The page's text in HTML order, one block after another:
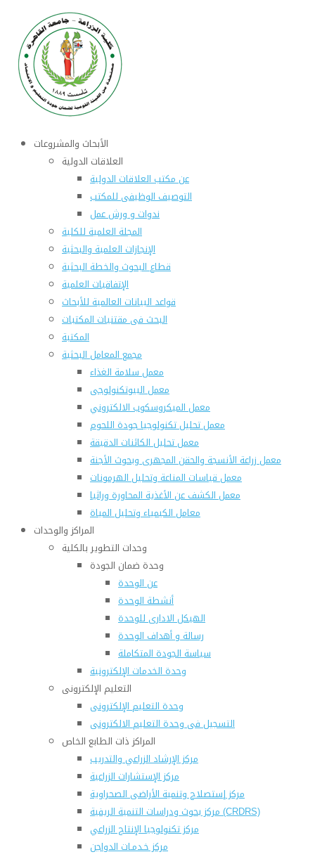
الأبحاث والمشروعات
العلاقات الدولية
عن مكتب العلاقات الدولية
التوصيف الوظيفى للمكتب
ندوات و ورش عمل
المجلة العلمية للكلية
الإنجازات العلمية والبحثية
قطاع البحوث والخطة البحثية
الإتفاقيات العلمية
قواعد البيانات العالمية للأبحاث
البحث فى مقتنيات المكتبات
المكتبة
مجمع المعامل البحثية
معمل سلامة الغذاء
معمل البيوتكنولوجى
معمل الميكروسكوب الالكتروني
معمل تحليل تكنولوجيا جودة اللحوم
معمل تحليل الكائنات الدقيقة
معمل زراعة الأنسجة والحقن المجهرى وبحوث الأجنة
معمل قياسات المناعة وتحليل الهرمونات
معمل الكشف عن الأغذية المحاورة وراثيا
معامل الكيمياء وتحليل المياة
المراكز والوحدات
وحدات التطوير بالكلية
وحدة ضمان الجودة
عن الوحدة
أنشطة الوحدة
الهيكل الادارى للوحدة
رسالة و أهداف الوحدة
سياسة الجودة المتكاملة
وحدة الخدمات الإلكترونية
التعليم الإلكترونى
وحدة التعليم الإلكترونى
التسجيل فى وحدة التعليم الالكترونى
المراكز ذات الطابع الخاص
مركز الإرشاد الزراعي والتدريب
مركز الإستشارات الزراعية
مركز إستصلاح وتنمية الأراضى الصحراوية
مركز بحوث ودراسات التنمية الريفية (CRDRS)
مركز تكنولوجيا الإنتاج الزراعي
مركز خـدمـات الدواجن